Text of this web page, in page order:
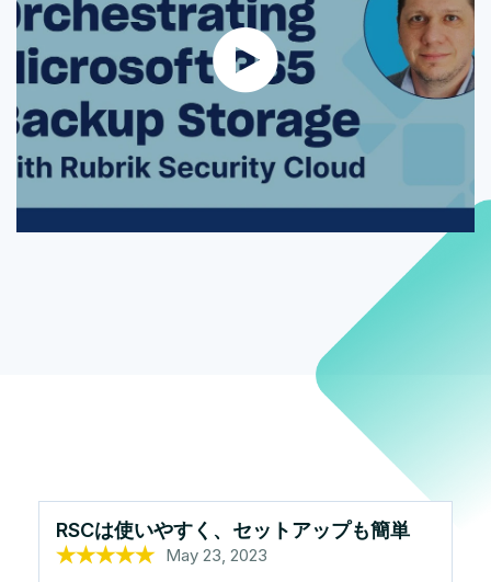
RSCは使いやすく、セットアップも簡単
May 23, 2023
Oct 25, 2022
Oct 26, 2022
Sep 7, 2023
Oct 13, 2022